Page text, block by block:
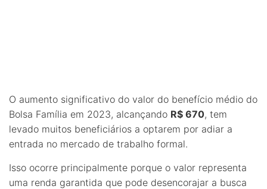
O aumento significativo do valor do benefício médio do
Bolsa Família em 2023, alcançando R$ 670, tem
levado muitos beneficiários a optarem por adiar a
entrada no mercado de trabalho formal.
Isso ocorre principalmente porque o valor representa
uma renda garantida que pode desencorajar a busca